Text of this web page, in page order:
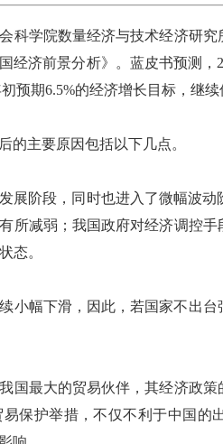
学院数量经济与技术经济研究
经济前景分析》。蓝皮书预测，
预期6.5%的经济增长目标，继续
主要原因包括以下几点。
阶段，同时也进入了微幅波动
所减弱；我国政府对经济调控
态。
幅下滑，因此，若国家不出台
最大的贸易伙伴，其经济政策
保护举措，不仅不利于中国的